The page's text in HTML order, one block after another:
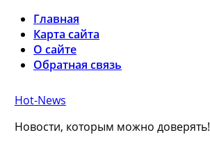
Главная
Карта сайта
О сайте
Обратная связь
Hot-News
Новости, которым можно доверять!